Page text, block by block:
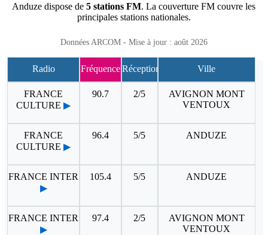
Anduze dispose de5 stations FM. La couverture FM couvre les
principales stations nationales.
Données ARCOM - Mise à jour : août 2026
Radio FréquenceRéception Ville
FRANCE
CULTURE ▶
90.7 2/5
AVIGNON MONT
VENTOUX
FRANCE
CULTURE ▶
96.4 5/5 ANDUZE
FRANCE INTER
▶
105.4 5/5 ANDUZE
FRANCE INTER
▶
97.4 2/5
AVIGNON MONT
VENTOUX